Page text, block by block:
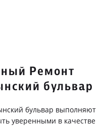
Ремонт
бульвар
бульвар выполняют
уверенными в качестве